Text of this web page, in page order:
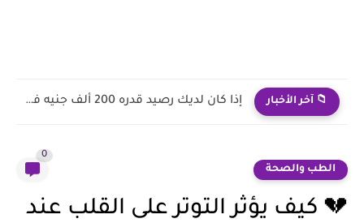
📁 آخر الأخبار إذا كان لديك رصيد قدره 200 ألف جنيه في بنك...
الطب والصحة
0
💔 كيف يؤثر التوتر على القلب عند